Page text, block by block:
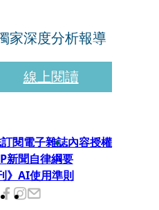
家深度分析報導
線上閱讀
訂閱電子雜誌內容授權
新聞自律綱要
》AI使用準則